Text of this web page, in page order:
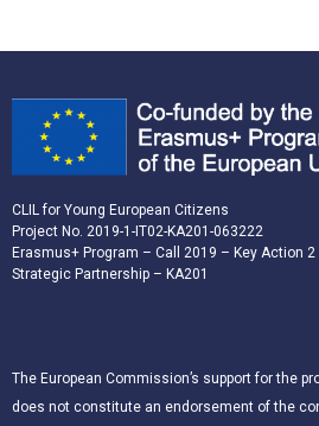
CLIL for Young European Citizens
Project No. 2019-1-IT02-KA201-063222
Erasmus+ Program – Call 2019 – Key Action 2
Strategic Partnership – KA201
The European Commission’s support for the
does not constitute an endorsement of the